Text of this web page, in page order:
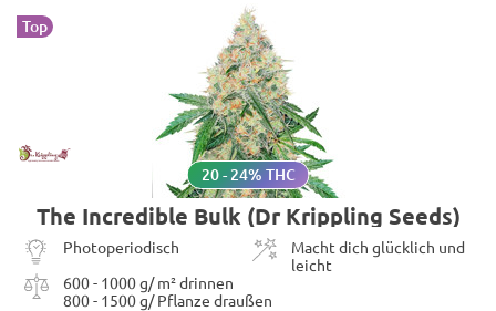
Top
20 - 24% THC
The Incredible Bulk (Dr Krippling Seeds)
Photoperiodisch
Macht dich glücklich und
leicht
600 - 1000 g/ m² drinnen
800 - 1500 g/ Pflanze draußen